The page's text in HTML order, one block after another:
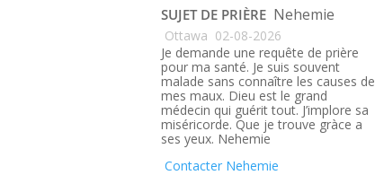
SUJET DE PRIÈRE Nehemie
Ottawa 02-08-2026
Je demande une requête de prière
pour ma santé. Je suis souvent
malade sans connaître les causes de
mes maux. Dieu est le grand
médecin qui guérit tout. J’implore sa
miséricorde. Que je trouve gràce a
ses yeux. Nehemie
Contacter Nehemie